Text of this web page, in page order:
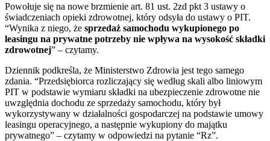
Powołuje się na nowe brzmienie art. 81 ust. 2zd pkt 3 ustawy o
świadczeniach opieki zdrowotnej, który odsyła do ustawy o PIT.
“Wynika z niego, że sprzedaż samochodu wykupionego po
leasingu na prywatne potrzeby nie wpływa na wysokość składki
zdrowotnej” – czytamy.
Dziennik podkreśla, że Ministerstwo Zdrowia jest tego samego
zdania. “Przedsiębiorca rozliczający się według skali albo liniowym
PIT w podstawie wymiaru składki na ubezpieczenie zdrowotne nie
uwzględnia dochodu ze sprzedaży samochodu, który był
wykorzystywany w działalności gospodarczej na podstawie umowy
leasingu operacyjnego, a następnie wykupiony do majątku
prywatnego” – czytamy w odpowiedzi na pytanie “Rz”.